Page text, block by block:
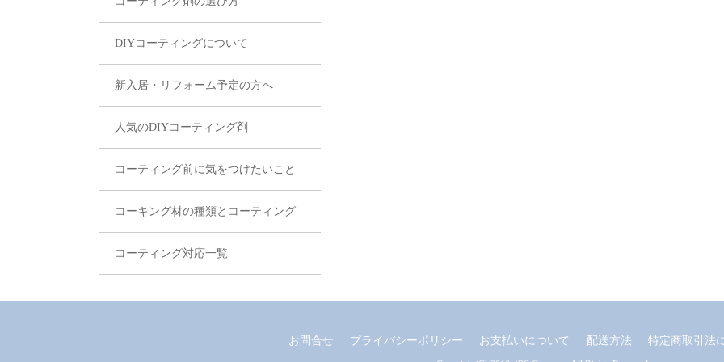
DIYコーティングについて
新入居・リフォーム予定の方へ
人気のDIYコーティング剤
コーティング前に気をつけたいこと
コーキング材の種類とコーティング
コーティング対応一覧
お問合せ プライバシーポリシー お支払いについて 配送方法 特定商取引法